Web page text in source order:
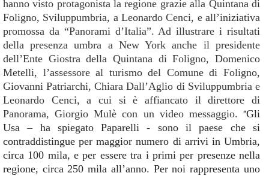
hanno visto protagonista la regione grazie alla Quintana di
Foligno, Sviluppumbria, a Leonardo Cenci, e all’iniziativa
promossa da “Panorami d’Italia”. Ad illustrare i risultati
della presenza umbra a New York anche il presidente
dell’Ente Giostra della Quintana di Foligno, Domenico
Metelli, l’assessore al turismo del Comune di Foligno,
Giovanni Patriarchi, Chiara Dall’Aglio di Sviluppumbria e
Leonardo Cenci, a cui si è affiancato il direttore di
Panorama, Giorgio Mulè con un video messaggio. “Gli
Usa – ha spiegato Paparelli - sono il paese che si
contraddistingue per maggior numero di arrivi in Umbria,
circa 100 mila, e per essere tra i primi per presenze nella
regione, circa 250 mila all’anno. Per noi rappresenta uno